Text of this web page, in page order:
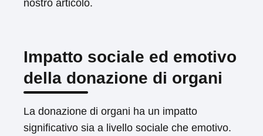
nostro articolo.
Impatto sociale ed emotivo
della donazione di organi
La donazione di organi ha un impatto
significativo sia a livello sociale che emotivo.